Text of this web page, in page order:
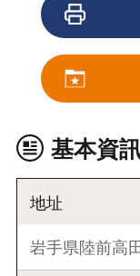
基本資
地址
岩手県陸前高